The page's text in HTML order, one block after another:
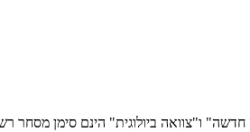
חדשה" ו"צוואה ביולוגית" הינם סימן